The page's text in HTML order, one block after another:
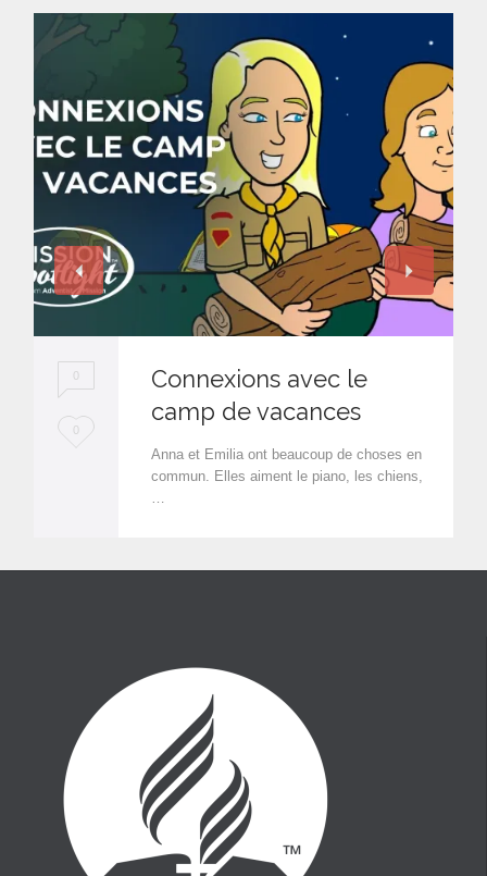
0
L
i
0
Connexions avec le
camp de vacances
Anna et Emilia ont beaucoup de choses en
commun. Elles aiment le piano, les chiens,
…